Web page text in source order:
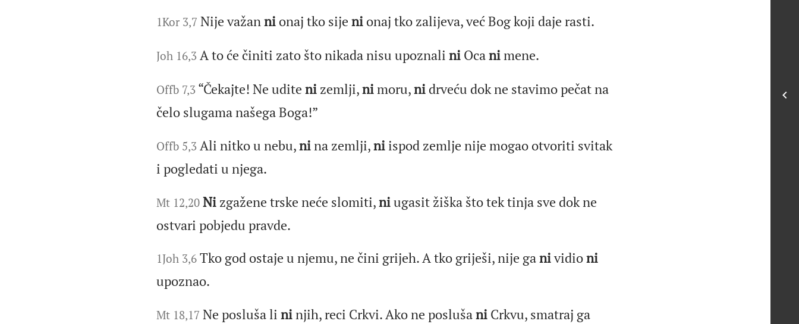
1Kor 3,7 Nije važannionaj tko sije nionaj tko zalijeva, već Bog koji daje rasti.
Joh 16,3 A to će činiti zato što nikada nisu upoznali niOcanimene.
Offb 7,3 “Čekajte! Ne udite nizemlji,nimoru,nidrveću dok ne stavimo pečat na
čelo slugama našega Boga!”
Offb 5,3 Ali nitko u nebu,nina zemlji,niispod zemlje nije mogao otvoriti svitak
i pogledati u njega.
Mt 12,20 Nizgažene trske neće slomiti,niugasit žiška što tek tinja sve dok ne
ostvari pobjedu pravde.
1Joh 3,6 Tko god ostaje u njemu, ne čini grijeh. A tko griješi, nije ganividioni
upoznao.
Mt 18,17 Ne posluša li ninjih, reci Crkvi. Ako ne poslušaniCrkvu, smatraj ga